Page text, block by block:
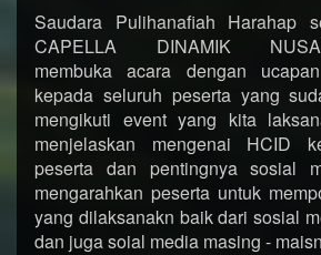
Saudara Pulihanafiah Harahap
CAPELLA DINAMIK
membuka acara dengan
kepada seluruh peserta yang
mengikuti event yang kita
menjelaskan mengenai HCID
peserta dan pentingnya sosial
mengarahkan peserta untuk
yang dilaksanakn baik dari sosial
dan juga soial media masing -